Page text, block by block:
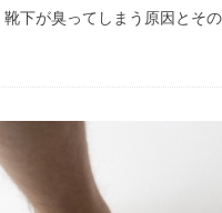
下が臭ってしまう原因とそ